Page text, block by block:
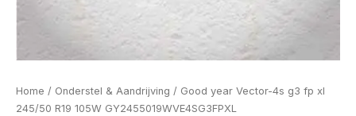
Home / Onderstel & Aandrijving / Good year Vector-4s g3 fp xl
245/50 R19 105W GY2455019WVE4SG3FPXL